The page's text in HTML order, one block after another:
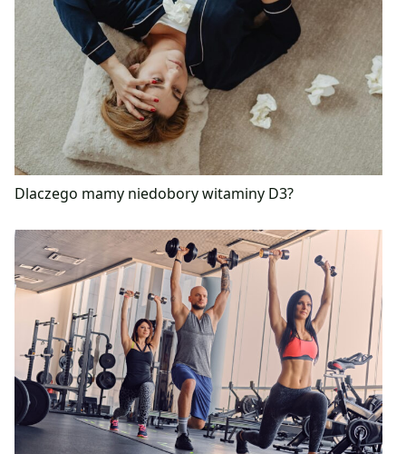
Dlaczego mamy niedobory witaminy D3?